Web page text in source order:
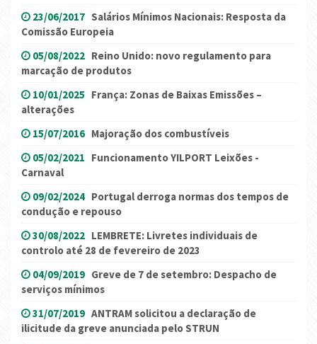
23/06/2017 Salários Mínimos Nacionais: Resposta da
Comissão Europeia
05/08/2022 Reino Unido: novo regulamento para
marcação de produtos
10/01/2025 França: Zonas de Baixas Emissões –
alterações
15/07/2016 Majoração dos combustíveis
05/02/2021 Funcionamento YILPORT Leixões -
Carnaval
09/02/2024 Portugal derroga normas dos tempos de
condução e repouso
30/08/2022 LEMBRETE: Livretes individuais de
controlo até 28 de fevereiro de 2023
04/09/2019 Greve de 7 de setembro: Despacho de
serviços mínimos
31/07/2019 ANTRAM solicitou a declaração de
ilicitude da greve anunciada pelo STRUN